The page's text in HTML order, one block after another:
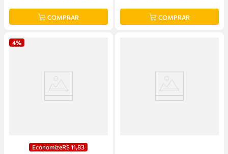
COMPRAR COMPRAR
4%
EconomizeR$11,83